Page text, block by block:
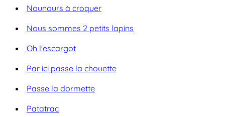
Nounours à croquer
Nous sommes 2 petits lapins
Oh l'escargot
Par ici passe la chouette
Passe la dormette
Patatrac